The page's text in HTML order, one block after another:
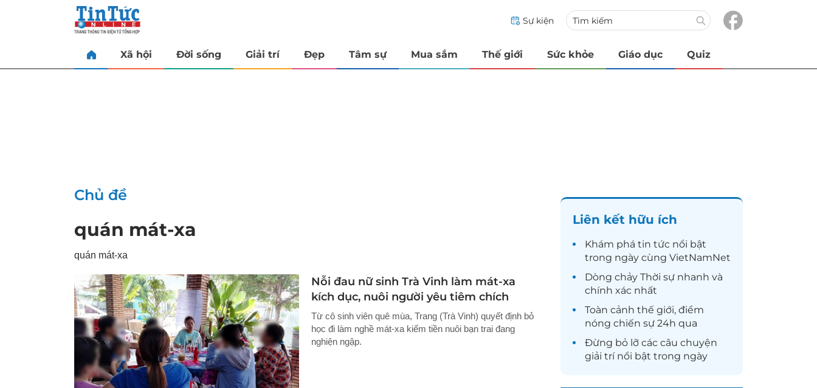
Sự kiện
Xã hội Đời sống Giải trí Đẹp Tâm sự Mua sắm Thế giới Sức khỏe Giáo dục Quiz
Chủ đề
quán mát-xa
quán mát-xa
Nỗi đau nữ sinh Trà Vinh làm mát-xa
kích dục, nuôi người yêu tiêm chích
Từ cô sinh viên quê mùa, Trang (Trà Vinh) quyết định bỏ
học đi làm nghề mát-xa kiếm tiền nuôi bạn trai đang
nghiện ngập.
Liên kết hữu ích
Khám phá tin tức nổi bật
trong ngày cùng VietNamNet
Dòng chảy Thời sự nhanh và
chính xác nhất
Toàn cảnh thế giới, điểm
nóng chiến sự 24h qua
Đừng bỏ lỡ các câu chuyện
giải trínổi bật trong ngày